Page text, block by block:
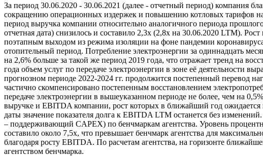
За период 30.06.2020 - 30.06.2021 (далее - отчетный период) компания
сокращению операционных издержек и повышению котловых тарифов на
период выручка компании относительно аналогичного периода
отчетная дата) снизилось и составило 2,3х (2,8х на 30.06.2020 LTM).
поэтапным выходом из режима изоляции на фоне пандемии
отопительный период. Потребление электроэнергии за одиннадцать
на 2,6% больше за такой же период 2019 года, что отражает тренд на
года объем услуг по передаче электроэнергии в зоне её деятельности
прогнозном периоде 2022-2024 гг. продолжится постепенный перевод
частично скомпенсировано постепенным восстановлением
передаче электроэнергии в вышеуказанном периоде не более, чем на
выручке и EBITDA компании, рост которых в ближайший год ожидается
даты значение показателя долга к EBITDA LTM останется без
– поддерживающий CAPEX) по бенчмаркам агентства. Уровень
составило около 7,5х, что превышает бенчмарк агентства для
благодаря росту EBITDA. По расчетам агентства, на горизонте
агентством бенчмарка.